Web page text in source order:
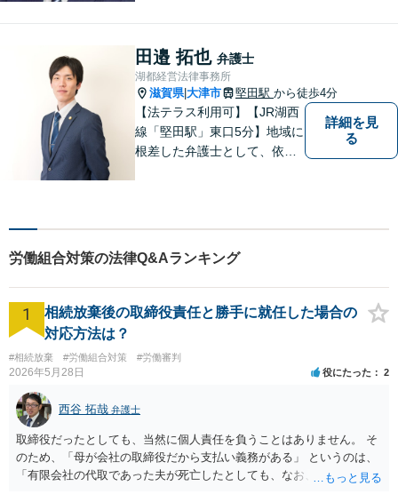
お話をお聞かせください。
【無料駐車場あり】
田邉 拓也 弁護士
湖都経営法律事務所
滋賀県|大津市 堅田駅 から徒歩4分
【法テラス利用可】【JR湖西
線「堅田駅」東口5分】地域に
根差した弁護士として、依頼
ます。弁護士に依頼するのは
敷居が高いとお考えの方も、
まずは一度ご相談ください。
詳細を見
る
労働組合対策の法律Q&Aランキング
1
相続放棄後の取締役責任と勝手に就任した場合の
対応方法は？
#相続放棄 #労働組合対策 #労働審判
2026年5月28日 役にたった 2
西谷 拓哉 弁護士
取締役だったとしても、当然に個人責任を負うことはありません。 そ
のため、「母が会社の取締役だから支払い義務がある」 というのは、
「有限会社の代取であった夫が死亡したとしても、なお、母は有限会